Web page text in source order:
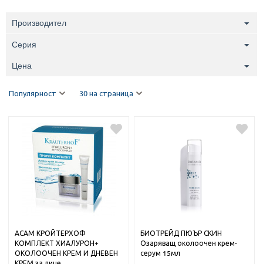
Производител
Серия
Цена
Популярност 30 на страница
АСАМ КРОЙТЕРХОФ
КОМПЛЕКТ ХИАЛУРОН+
ОКОЛООЧЕН КРЕМ И ДНЕВЕН
БИОТРЕЙД ПЮЪР СКИН
Озаряващ околоочен крем-
серум 15мл